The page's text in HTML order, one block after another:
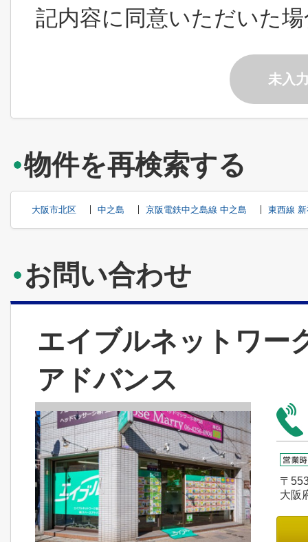
記内容に同意いただいた
未入
物件を再検索する
大阪市北区 中之島 京阪電鉄中之島線 中之島 東西線
お問い合わせ
エイブルネットワー
アドバンス
〒
大阪